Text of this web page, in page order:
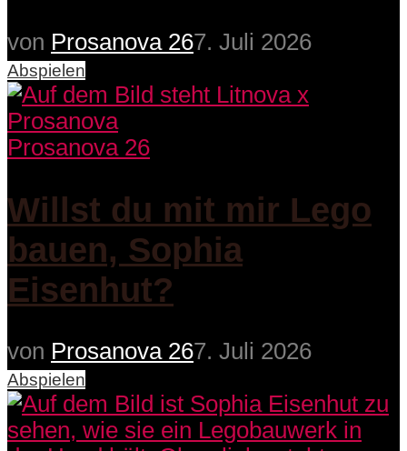
von Prosanova 267. Juli 2026
Abspielen
Prosanova 26
Willst du mit mir Lego
bauen, Sophia
Eisenhut?
von Prosanova 267. Juli 2026
Abspielen